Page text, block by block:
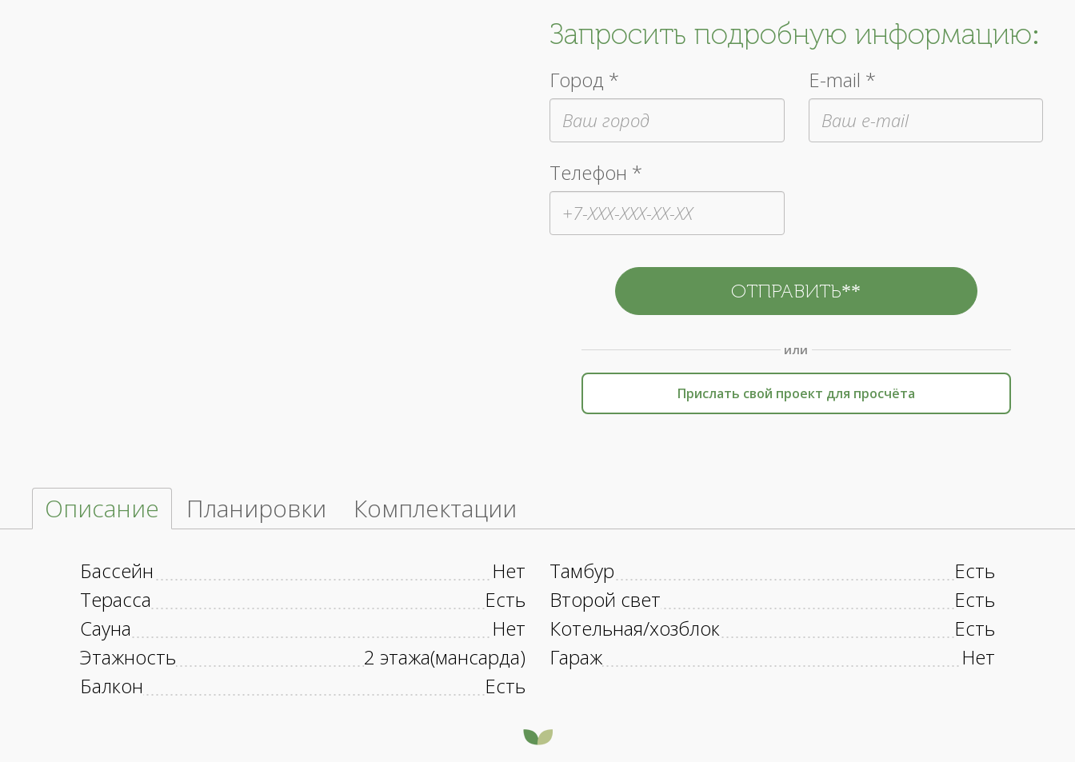
Запросить подробную информацию:
Город * E-mail *
Телефон *
или
Прислать свой проект для просчёта
Описание Планировки Комплектации
Бассейн
Нет
Терасса
Есть
Сауна
Нет
Этажность
2 этажа(мансарда)
Балкон
Есть
Тамбур
Есть
Второй свет
Есть
Котельная/хозблок
Есть
Гараж
Нет